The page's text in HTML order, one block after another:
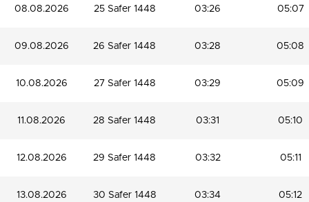
08.08.2026 25 Safer 1448 03:26 05:07
09.08.2026 26 Safer 1448 03:28 05:08
10.08.2026 27 Safer 1448 03:29 05:09
11.08.2026 28 Safer 1448 03:31 05:10
12.08.2026 29 Safer 1448 03:32 05:11
13.08.2026 30 Safer 1448 03:34 05:12